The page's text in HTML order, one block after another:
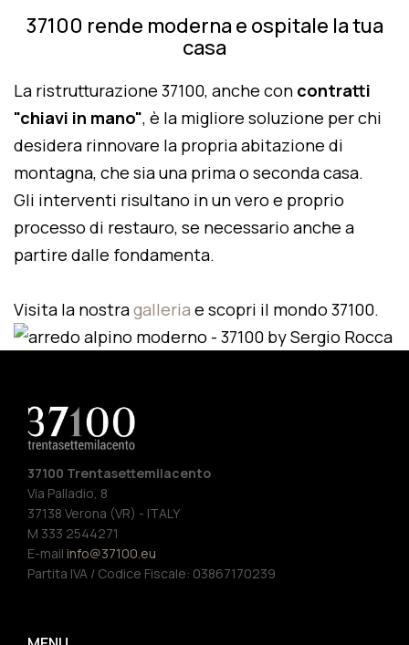
37100 rende moderna e ospitale la tua
casa
La ristrutturazione 37100, anche con contratti
"chiavi in mano", è la migliore soluzione per chi
desidera rinnovare la propria abitazione di
montagna, che sia una prima o seconda casa.
Gli interventi risultano in un vero e proprio
processo di restauro, se necessario anche a
partire dalle fondamenta.
Visita la nostragalleria e scopri il mondo 37100.
37100 Trentasettemilacento
Via Palladio, 8
37138 Verona (VR) - ITALY
M 333 2544271
E-mail info@37100.eu
Partita IVA / Codice Fiscale: 03867170239